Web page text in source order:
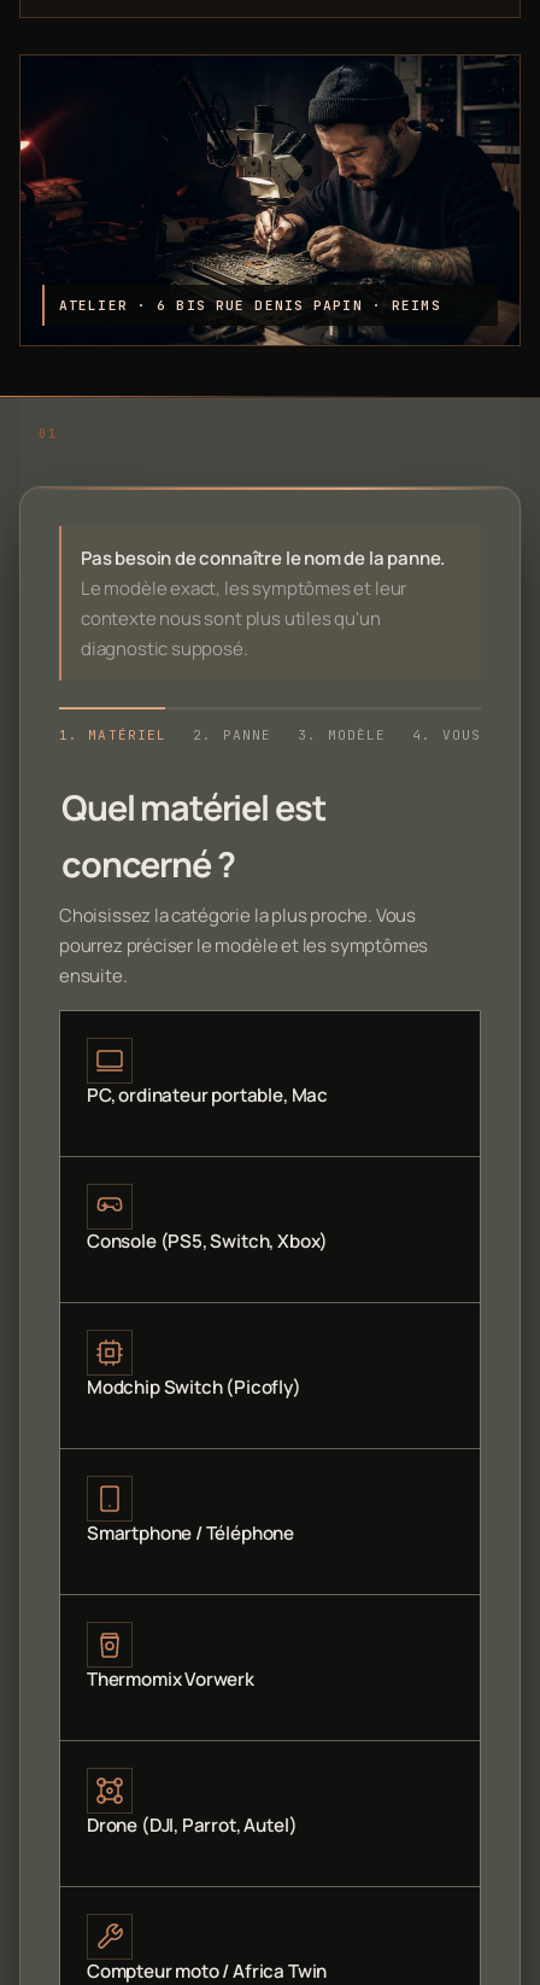
Pas besoin de connaître le nom de la panne.
Le modèle exact, les symptômes et leur
contexte nous sont plus utiles qu'un
diagnostic supposé.
1. MATÉRIEL 2. PANNE 3. MODÈLE 4. VOUS
Quel matériel est
concerné ?
Choisissez la catégorie la plus proche. Vous
pourrez préciser le modèle et les symptômes
ensuite.
PC, ordinateur portable, Mac
Console (PS5, Switch, Xbox)
Modchip Switch (Picofly)
Smartphone / Téléphone
Thermomix Vorwerk
Drone (DJI, Parrot, Autel)
Compteur moto / Africa Twin